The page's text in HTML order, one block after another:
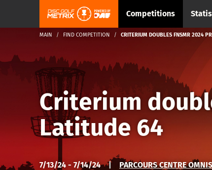
Competitions
MAIN FIND COMPETITION CRITERIUM DOUBLES FNSMR 2024
Criterium
Latitude 64
7/13/24 - 7/14/24 | PARCOURS CENTRE